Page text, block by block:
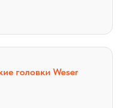
головки Weser